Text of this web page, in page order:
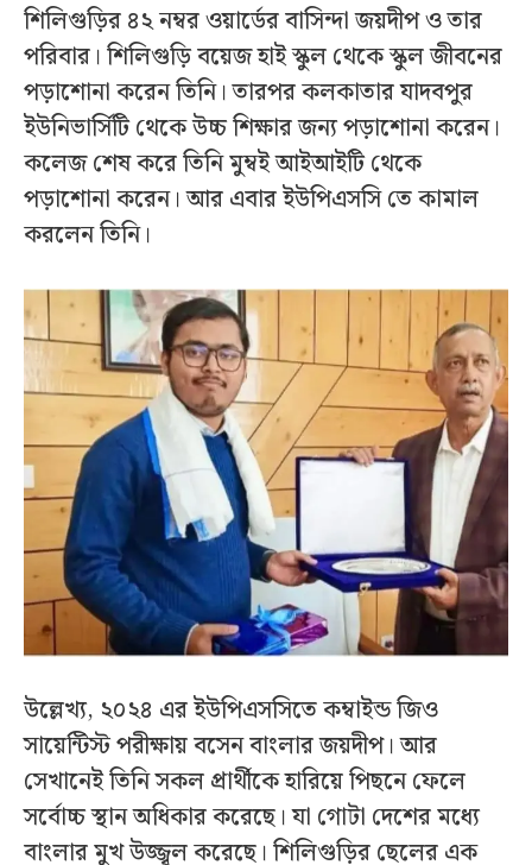
শিলিগুড়ির ৪২ নম্বর ওয়ার্ডের বাসিন্দা জয়দীপ ও তার
পরিবার। শিলিগুড়ি বয়েজ হাই স্কুল থেকে স্কুল জীবনের
পড়াশোনা করেন তিনি। তারপর কলকাতার যাদবপুর
ইউনিভার্সিটি থেকে উচ্চ শিক্ষার জন্য পড়াশোনা করেন।
কলেজ শেষ করে তিনি মুম্ব‌ই আইআইটি থেকে
পড়াশোনা করেন। আর এবার ইউপিএসসি তে কামাল
করলেন তিনি।
উল্লেখ্য, ২০২৪ এর ইউপিএসসিতে কম্বাইন্ড জিও
সায়েন্টিস্ট পরীক্ষায় বসেন বাংলার জয়দীপ। আর
সেখানেই তিনি সকল প্রার্থীকে হারিয়ে পিছনে ফেলে
সর্বোচ্চ স্থান অধিকার করেছে। যা গোটা দেশের মধ্যে
বাংলার মুখ উজ্জ্বল করেছে। শিলিগুড়ির ছেলের এক